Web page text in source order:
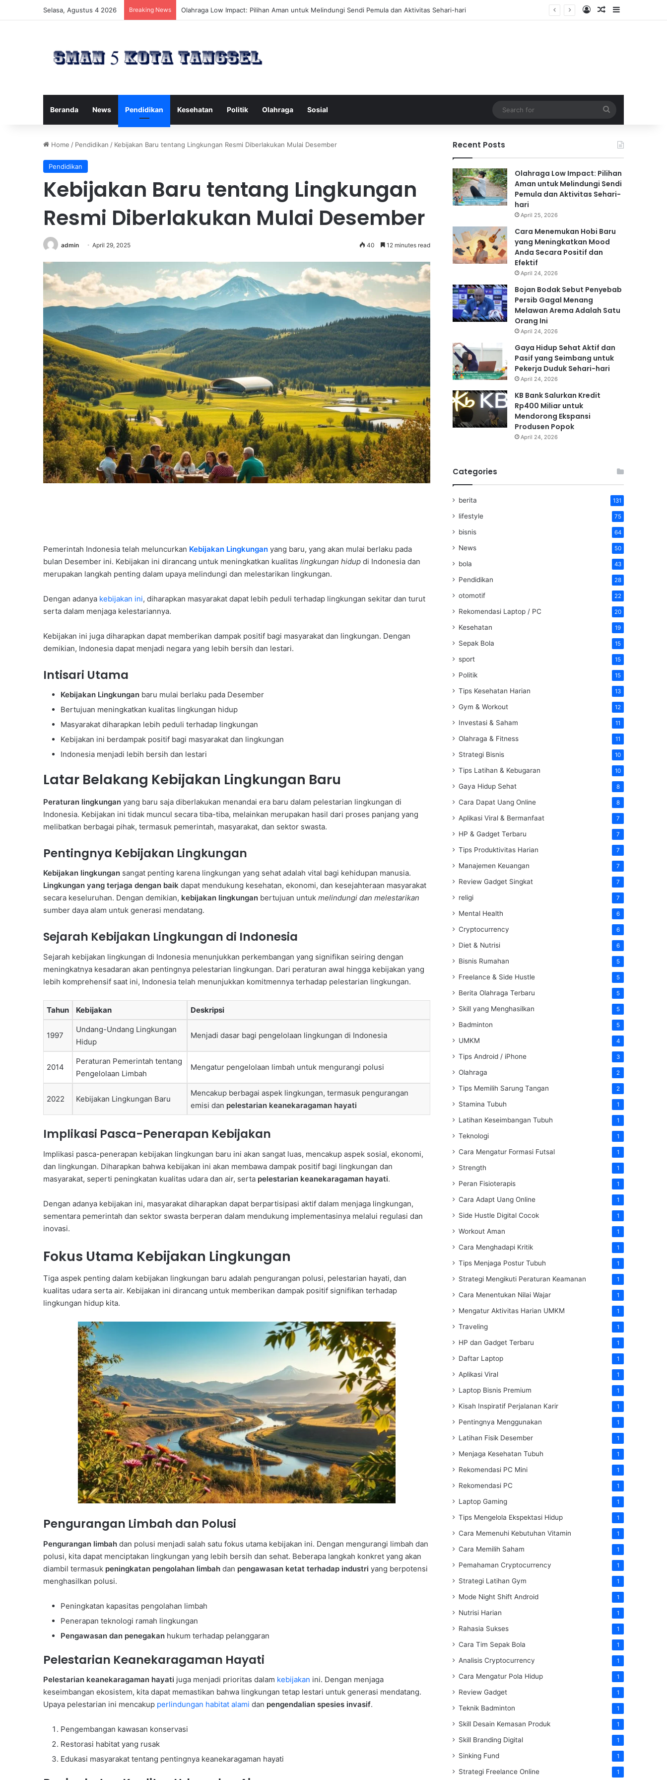
Selasa, Agustus 4 2026 Breaking News Cara Menemukan Hobi Baru yang Meningkatkan Mood Anda Secara Positif dan Efektif Log InRandom Article
Sidebar
Beranda News Pendidikan Kesehatan Politik Olahraga Sosial
for
Home / Pendidikan / Kebijakan Baru tentang Lingkungan Resmi Diberlakukan Mulai Desember
Pendidikan
Kebijakan Baru tentang Lingkungan
Resmi Diberlakukan Mulai Desember
admin April 29, 2025 40 12 minutes read
Pemerintah Indonesia telah meluncurkan Kebijakan Lingkungan yang baru, yang akan mulai berlaku pada
bulan Desember ini. Kebijakan ini dirancang untuk meningkatkan kualitas lingkungan hidup di Indonesia dan
merupakan langkah penting dalam upaya melindungi dan melestarikan lingkungan.
Dengan adanya kebijakan ini, diharapkan masyarakat dapat lebih peduli terhadap lingkungan sekitar dan turut
serta dalam menjaga kelestariannya.
Kebijakan ini juga diharapkan dapat memberikan dampak positif bagi masyarakat dan lingkungan. Dengan
demikian, Indonesia dapat menjadi negara yang lebih bersih dan lestari.
Intisari Utama
Kebijakan Lingkungan baru mulai berlaku pada Desember
Bertujuan meningkatkan kualitas lingkungan hidup
Masyarakat diharapkan lebih peduli terhadap lingkungan
Kebijakan ini berdampak positif bagi masyarakat dan lingkungan
Indonesia menjadi lebih bersih dan lestari
Latar Belakang Kebijakan Lingkungan Baru
Peraturan lingkungan yang baru saja diberlakukan menandai era baru dalam pelestarian lingkungan di
Indonesia. Kebijakan ini tidak muncul secara tiba-tiba, melainkan merupakan hasil dari proses panjang yang
melibatkan berbagai pihak, termasuk pemerintah, masyarakat, dan sektor swasta.
Pentingnya Kebijakan Lingkungan
Kebijakan lingkungan sangat penting karena lingkungan yang sehat adalah vital bagi kehidupan manusia.
Lingkungan yang terjaga dengan baik dapat mendukung kesehatan, ekonomi, dan kesejahteraan masyarakat
secara keseluruhan. Dengan demikian, kebijakan lingkungan bertujuan untuk melindungi dan melestarikan
sumber daya alam untuk generasi mendatang.
Sejarah Kebijakan Lingkungan di Indonesia
Sejarah kebijakan lingkungan di Indonesia menunjukkan perkembangan yang signifikan seiring dengan
meningkatnya kesadaran akan pentingnya pelestarian lingkungan. Dari peraturan awal hingga kebijakan yang
lebih komprehensif saat ini, Indonesia telah menunjukkan komitmennya terhadap pelestarian lingkungan.
Tahun Kebijakan Deskripsi
1997
Undang-Undang Lingkungan
Hidup
Menjadi dasar bagi pengelolaan lingkungan di Indonesia
2014
Peraturan Pemerintah tentang
Pengelolaan Limbah
Mengatur pengelolaan limbah untuk mengurangi polusi
2022 Kebijakan Lingkungan Baru
Mencakup berbagai aspek lingkungan, termasuk pengurangan
emisi dan pelestarian keanekaragaman hayati
Implikasi Pasca-Penerapan Kebijakan
Implikasi pasca-penerapan kebijakan lingkungan baru ini akan sangat luas, mencakup aspek sosial, ekonomi,
dan lingkungan. Diharapkan bahwa kebijakan ini akan membawa dampak positif bagi lingkungan dan
masyarakat, seperti peningkatan kualitas udara dan air, serta pelestarian keanekaragaman hayati.
Dengan adanya kebijakan ini, masyarakat diharapkan dapat berpartisipasi aktif dalam menjaga lingkungan,
sementara pemerintah dan sektor swasta berperan dalam mendukung implementasinya melalui regulasi dan
inovasi.
Fokus Utama Kebijakan Lingkungan
Tiga aspek penting dalam kebijakan lingkungan baru adalah pengurangan polusi, pelestarian hayati, dan
kualitas udara serta air. Kebijakan ini dirancang untuk memberikan dampak positif signifikan terhadap
lingkungan hidup kita.
Pengurangan Limbah dan Polusi
Pengurangan limbah dan polusi menjadi salah satu fokus utama kebijakan ini. Dengan mengurangi limbah dan
polusi, kita dapat menciptakan lingkungan yang lebih bersih dan sehat. Beberapa langkah konkret yang akan
diambil termasuk peningkatan pengolahan limbah dan pengawasan ketat terhadap industri yang berpotensi
menghasilkan polusi.
Peningkatan kapasitas pengolahan limbah
Penerapan teknologi ramah lingkungan
Pengawasan dan penegakan hukum terhadap pelanggaran
Pelestarian Keanekaragaman Hayati
Pelestarian keanekaragaman hayati juga menjadi prioritas dalam kebijakan ini. Dengan menjaga
keseimbangan ekosistem, kita dapat memastikan bahwa lingkungan tetap lestari untuk generasi mendatang.
Upaya pelestarian ini mencakup perlindungan habitat alami dan pengendalian spesies invasif.
Pengembangan kawasan konservasi
Restorasi habitat yang rusak
Edukasi masyarakat tentang pentingnya keanekaragaman hayati
Recent Posts
Olahraga Low Impact: Pilihan
Aman untuk Melindungi Sendi
Pemula dan Aktivitas Sehari-
hari
April 25, 2026
Cara Menemukan Hobi Baru
yang Meningkatkan Mood
Anda Secara Positif dan
Efektif
April 24, 2026
Bojan Bodak Sebut Penyebab
Persib Gagal Menang
Melawan Arema Adalah Satu
Orang Ini
April 24, 2026
Gaya Hidup Sehat Aktif dan
Pasif yang Seimbang untuk
Pekerja Duduk Sehari-hari
April 24, 2026
KB Bank Salurkan Kredit
Rp400 Miliar untuk
Mendorong Ekspansi
Produsen Popok
April 24, 2026
Categories
berita 131
lifestyle 75
bisnis 64
News 50
bola 43
Pendidikan 28
otomotif 22
Rekomendasi Laptop / PC 20
Kesehatan 19
Sepak Bola 15
sport 15
Politik 15
Tips Kesehatan Harian 13
Gym & Workout 12
Investasi & Saham 11
Olahraga & Fitness 11
Strategi Bisnis 10
Tips Latihan & Kebugaran 10
Gaya Hidup Sehat 8
Cara Dapat Uang Online 8
Aplikasi Viral & Bermanfaat 7
HP & Gadget Terbaru 7
Tips Produktivitas Harian 7
Manajemen Keuangan 7
Review Gadget Singkat 7
religi 7
Mental Health 6
Cryptocurrency 6
Diet & Nutrisi 6
Bisnis Rumahan 5
Freelance & Side Hustle 5
Berita Olahraga Terbaru 5
Skill yang Menghasilkan 5
Badminton 5
UMKM 4
Tips Android / iPhone 3
Olahraga 2
Tips Memilih Sarung Tangan 2
Stamina Tubuh 1
Latihan Keseimbangan Tubuh 1
Teknologi 1
Cara Mengatur Formasi Futsal 1
Strength 1
Peran Fisioterapis 1
Cara Adapt Uang Online 1
Side Hustle Digital Cocok 1
Workout Aman 1
Cara Menghadapi Kritik 1
Tips Menjaga Postur Tubuh 1
Strategi Mengikuti Peraturan Keamanan 1
Cara Menentukan Nilai Wajar 1
Mengatur Aktivitas Harian UMKM 1
Traveling 1
HP dan Gadget Terbaru 1
Daftar Laptop 1
Aplikasi Viral 1
Laptop Bisnis Premium 1
Kisah Inspiratif Perjalanan Karir 1
Pentingnya Menggunakan 1
Latihan Fisik Desember 1
Menjaga Kesehatan Tubuh 1
Rekomendasi PC Mini 1
Rekomendasi PC 1
Laptop Gaming 1
Tips Mengelola Ekspektasi Hidup 1
Cara Memenuhi Kebutuhan Vitamin 1
Cara Memilih Saham 1
Pemahaman Cryptocurrency 1
Strategi Latihan Gym 1
Mode Night Shift Android 1
Nutrisi Harian 1
Rahasia Sukses 1
Cara Tim Sepak Bola 1
Analisis Cryptocurrency 1
Cara Mengatur Pola Hidup 1
Review Gadget 1
Teknik Badminton 1
Skill Desain Kemasan Produk 1
Skill Branding Digital 1
Sinking Fund 1
Strategi Freelance Online 1